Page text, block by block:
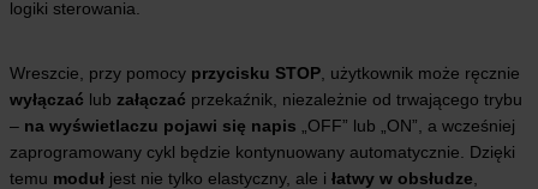
logiki sterowania.
Wreszcie, przy pomocy przycisku STOP , użytkownik może ręcznie
wyłączać lub załączać przekaźnik, niezależnie od trwającego trybu
– na wyświetlaczu pojawi się napis „OFF” lub „ON”, a wcześniej
zaprogramowany cykl będzie kontynuowany automatycznie. Dzięki
temu moduł jest nie tylko elastyczny, ale i łatwy w obsłudze